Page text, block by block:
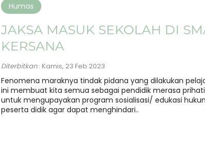
Humas
JAKSA MASUK SEKOLAH DI
KERSANA
Diterbitkan: Kamis, 23 Feb 2023
Fenomena maraknya tindak pidana yang dilakukan
ini membuat kita semua sebagai pendidik merasa
untuk mengupayakan program sosialisasi/ edukasi
peserta didik agar dapat menghindari..